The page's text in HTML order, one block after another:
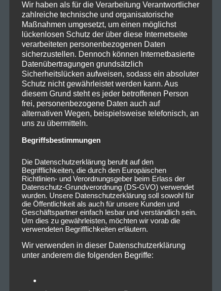
Wir haben als für die Verarbeitung Verantwortlicher
zahlreiche technische und organisatorische
Maßnahmen umgesetzt, um einen möglichst
lückenlosen Schutz der über diese Internetseite
verarbeiteten personenbezogenen Daten
sicherzustellen. Dennoch können Internetbasierte
Datenübertragungen grundsätzlich
Sicherheitslücken aufweisen, sodass ein absoluter
Schutz nicht gewährleistet werden kann. Aus
diesem Grund steht es jeder betroffenen Person
frei, personenbezogene Daten auch auf
alternativen Wegen, beispielsweise telefonisch, an
uns zu übermitteln.
Begriffsbestimmungen
Die Datenschutzerklärung beruht auf den
Begrifflichkeiten, die durch den Europäischen
Richtlinien- und Verordnungsgeber beim Erlass der
Datenschutz-Grundverordnung (DS-GVO) verwendet
wurden. Unsere Datenschutzerklärung soll sowohl für
die Öffentlichkeit als auch für unsere Kunden und
Geschäftspartner einfach lesbar und verständlich sein.
Um dies zu gewährleisten, möchten wir vorab die
verwendeten Begrifflichkeiten erläutern.
Wir verwenden in dieser Datenschutzerklärung
unter anderem die folgenden Begriffe: